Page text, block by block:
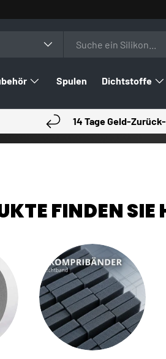
Spulen Dichtstoffe
14 Tage Geld-
FINDEN SIE